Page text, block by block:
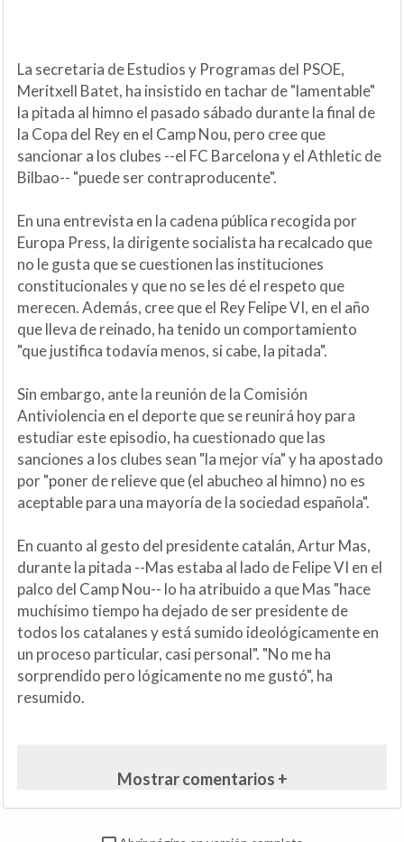
La secretaria de Estudios y Programas del PSOE,
Meritxell Batet, ha insistido en tachar de "lamentable"
la pitada al himno el pasado sábado durante la final de
la Copa del Rey en el Camp Nou, pero cree que
sancionar a los clubes --el FC Barcelona y el Athletic de
Bilbao-- "puede ser contraproducente".
En una entrevista en la cadena pública recogida por
Europa Press, la dirigente socialista ha recalcado que
no le gusta que se cuestionen las instituciones
constitucionales y que no se les dé el respeto que
merecen. Además, cree que el Rey Felipe VI, en el año
que lleva de reinado, ha tenido un comportamiento
"que justifica todavía menos, si cabe, la pitada".
Sin embargo, ante la reunión de la Comisión
Antiviolencia en el deporte que se reunirá hoy para
estudiar este episodio, ha cuestionado que las
sanciones a los clubes sean "la mejor vía" y ha apostado
por "poner de relieve que (el abucheo al himno) no es
aceptable para una mayoría de la sociedad española".
En cuanto al gesto del presidente catalán, Artur Mas,
durante la pitada --Mas estaba al lado de Felipe VI en el
palco del Camp Nou-- lo ha atribuido a que Mas "hace
muchísimo tiempo ha dejado de ser presidente de
todos los catalanes y está sumido ideológicamente en
un proceso particular, casi personal". "No me ha
sorprendido pero lógicamente no me gustó", ha
resumido.
Mostrar comentarios +